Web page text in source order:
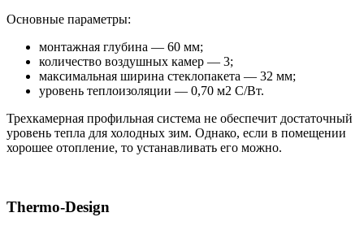
Основные параметры:
монтажная глубина — 60 мм;
количество воздушных камер — 3;
максимальная ширина стеклопакета — 32 мм;
уровень теплоизоляции — 0,70 м2 С/Вт.
Трехкамерная профильная система не обеспечит достаточный
уровень тепла для холодных зим. Однако, если в помещении
хорошее отопление, то устанавливать его можно.
Thermo-Design